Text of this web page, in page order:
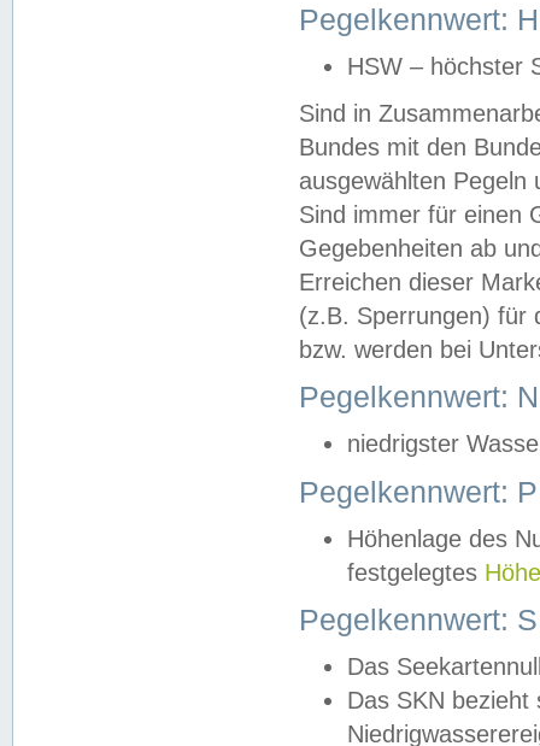
Pegelkennwert:
HSW – höchster
Sind in
Bundes mit den
ausgewählten
Sind immer für einen
Gegebenheiten ab
Erreichen dieser
(z.B. Sperrungen) für
bzw. werden bei
Pegelkennwert:
niedrigster
Pegelkennwert:
Höhenlage des
festgelegtes
Pegelkennwert:
Das
Das SKN